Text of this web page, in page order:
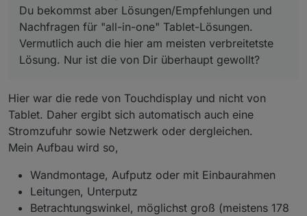
Du bekommst aber Lösungen/Empfehlungen und
Nachfragen für "all-in-one" Tablet-Lösungen.
Vermutlich auch die hier am meisten verbreitetste
Lösung. Nur ist die von Dir überhaupt gewollt?
Hier war die rede von Touchdisplay und nicht von
Tablet. Daher ergibt sich automatisch auch eine
Stromzufuhr sowie Netzwerk oder dergleichen.
Mein Aufbau wird so,
Wandmontage, Aufputz oder mit Einbaurahmen
Leitungen, Unterputz
Betrachtungswinkel, möglichst groß (meistens 178